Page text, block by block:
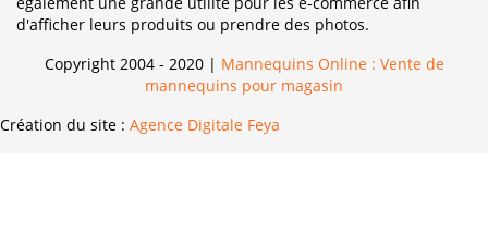
d'afficher leurs produits ou prendre des photos.
Copyright 2004 - 2020 | Mannequins Online : Vente de
mannequins pour magasin
Création du site : Agence Digitale Feya